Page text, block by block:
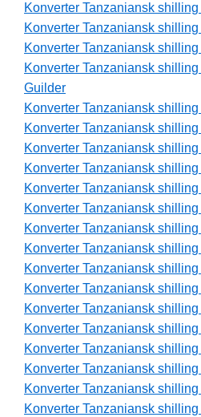
Konverter Tanzaniansk
Konverter Tanzaniansk
Konverter Tanzaniansk
Konverter Tanzaniansk
Guilder
Konverter Tanzaniansk
Konverter Tanzaniansk
Konverter Tanzaniansk
Konverter Tanzaniansk
Konverter Tanzaniansk
Konverter Tanzaniansk
Konverter Tanzaniansk
Konverter Tanzaniansk shilling
Konverter Tanzaniansk
Konverter Tanzaniansk
Konverter Tanzaniansk
Konverter Tanzaniansk
Konverter Tanzaniansk
Konverter Tanzaniansk
Konverter Tanzaniansk shilling
Konverter Tanzaniansk